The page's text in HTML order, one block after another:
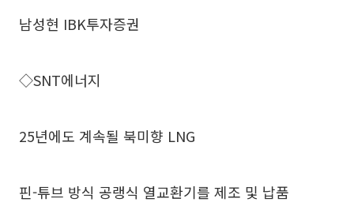
남성현 IBK투자증권
◇SNT에너지
25년에도 계속될 북미향 LNG
핀-튜브 방식 공랭식 열교환기를 제조 및 납품